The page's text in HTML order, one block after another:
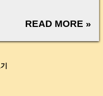
는 걱정입니다. 그래
돈이 어떻게 움직이
고 무엇을 꼭 준비
제대로 이해하시면,
one of life’s
family they leave
READ MORE »